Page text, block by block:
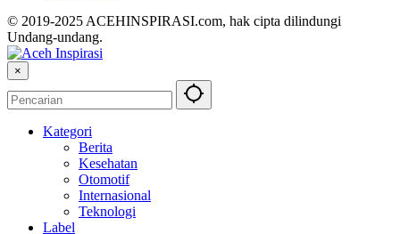
© 2019-2025 ACEHINSPIRASI.com, hak cipta dilindungi
Undang-undang.
×
Kategori
Berita
Kesehatan
Otomotif
Internasional
Teknologi
Label